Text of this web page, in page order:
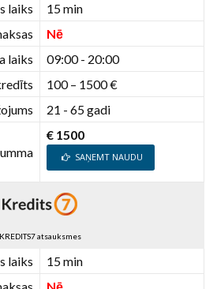
laiks
15 min
Nē
laiks
09:00 - 20:00
100 – 1500 €
21 - 65 gadi
€ 1500
SAŅEMT NAUDU
KREDITS7 atsauksmes
laiks
15 min